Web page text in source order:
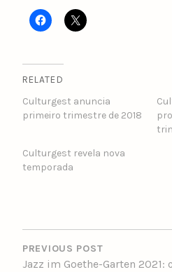
RELATED
Culturgest anuncia
primeiro trimestre de 2018
Culturgest revela nova
temporada
POST
NAVIGATION
PREVIOUS POST
Jazz im Goethe-Garten 2021: